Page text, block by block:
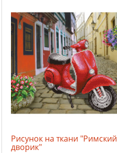
Рисунок на ткани "Римский
дворик"